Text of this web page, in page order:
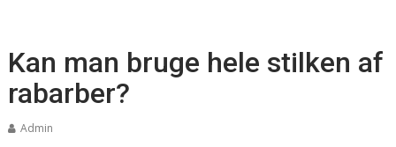
Kan man bruge hele stilken af
rabarber?
Admin